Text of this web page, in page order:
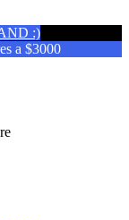
:)
a $3000